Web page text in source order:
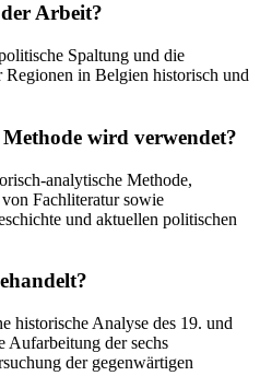
Arbeit?
Spaltung und die
in Belgien historisch und
Methode wird verwendet?
analytische Methode,
Fachliteratur sowie
und aktuellen politischen
historische Analyse des 19. und
Aufarbeitung der sechs
der gegenwärtigen